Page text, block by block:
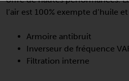
l’air est 100% exempte d’huile
Armoire antibruit
Inverseur de fréquence
Filtration interne